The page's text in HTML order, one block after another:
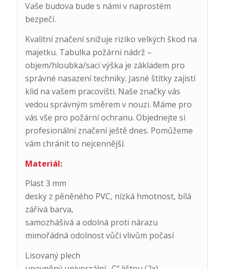
Vaše budova bude s námi v naprostém
bezpečí.
Kvalitní značení snižuje riziko velkých škod na
majetku. Tabulka požární nádrž –
objem/hloubka/sací výška je základem pro
správné nasazení techniky. Jasné štítky zajistí
klid na vašem pracovišti. Naše značky vás
vedou správným směrem v nouzi. Máme pro
vás vše pro požární ochranu. Objednejte si
profesionální značení ještě dnes. Pomůžeme
vám chránit to nejcennější.
Materiál:
Plast 3 mm
desky z pěněného PVC, nízká hmotnost, bílá
zářivá barva,
samozhášivá a odolná proti nárazu
mimořádná odolnost vůči vlivům počasí
Lisovaný plech